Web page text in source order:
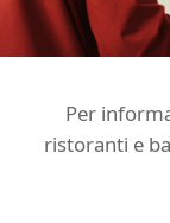
Per
ristoranti e